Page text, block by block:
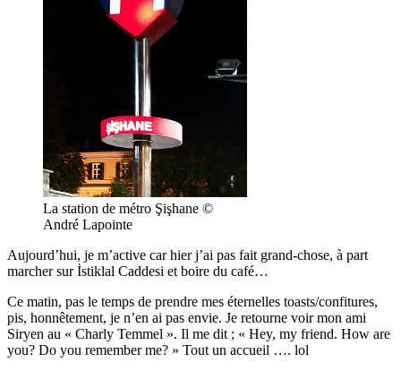
La station de métro Şişhane ©
André Lapointe
Aujourd’hui, je m’active car hier j’ai pas fait grand-chose, à part
marcher sur İstiklal Caddesi et boire du café…
Ce matin, pas le temps de prendre mes éternelles toasts/confitures,
pis, honnêtement, je n’en ai pas envie. Je retourne voir mon ami
Siryen au « Charly Temmel ». Il me dit ; « Hey, my friend. How are
you? Do you remember me? » Tout un accueil …. lol